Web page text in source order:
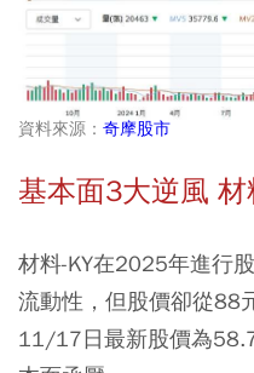
資料來源： 奇摩股市
基本面3大逆風 材
材料-KY在2025年進行
流動性，但股價卻從88
11/17日最新股價為